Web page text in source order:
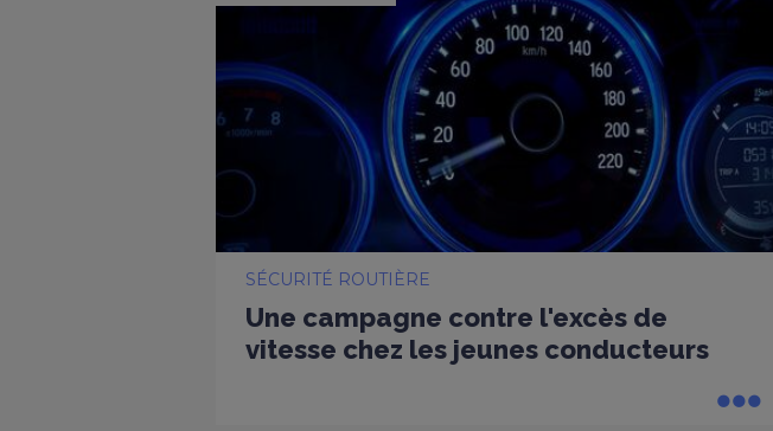
SÉCURITÉ ROUTIÈRE
Une campagne contre l'excès de
vitesse chez les jeunes conducteurs